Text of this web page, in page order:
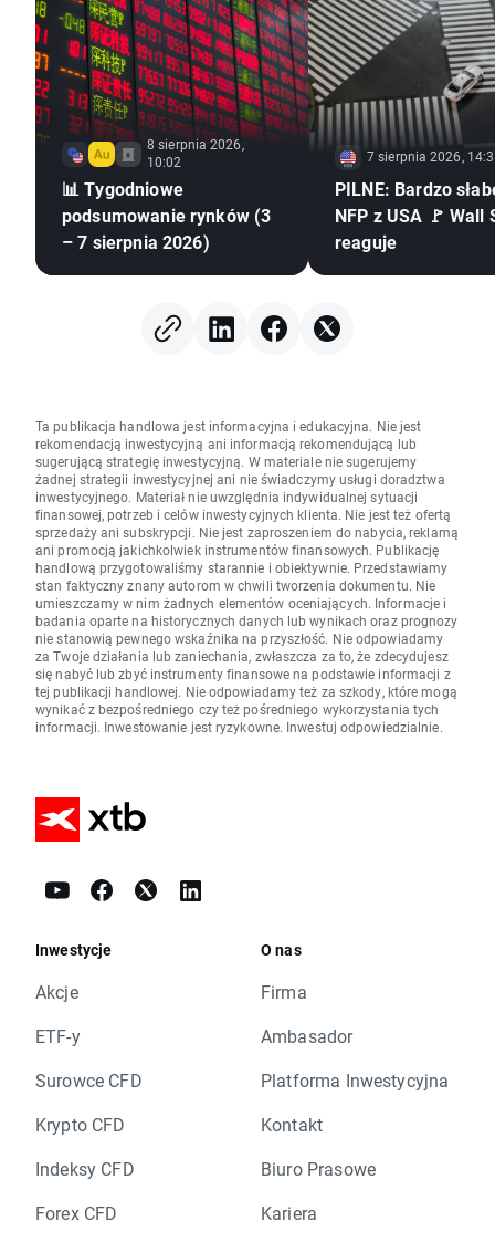
8 sierpnia 2026,
10:02
📊 Tygodniowe
podsumowanie rynków (3
– 7 sierpnia 2026)
7 sierpnia 2026,
PILNE: Bardzo
NFP z USA 🚩 Wall
reaguje
Ta publikacja handlowa jest informacyjna i edukacyjna. Nie jest
rekomendacją inwestycyjną ani informacją rekomendującą lub
sugerującą strategię inwestycyjną. W materiale nie sugerujemy
żadnej strategii inwestycyjnej ani nie świadczymy usługi doradztwa
inwestycyjnego. Materiał nie uwzględnia indywidualnej sytuacji
finansowej, potrzeb i celów inwestycyjnych klienta. Nie jest też ofertą
sprzedaży ani subskrypcji. Nie jest zaproszeniem do nabycia, reklamą
ani promocją jakichkolwiek instrumentów finansowych. Publikację
handlową przygotowaliśmy starannie i obiektywnie. Przedstawiamy
stan faktyczny znany autorom w chwili tworzenia dokumentu. Nie
umieszczamy w nim żadnych elementów oceniających. Informacje i
badania oparte na historycznych danych lub wynikach oraz prognozy
nie stanowią pewnego wskaźnika na przyszłość. Nie odpowiadamy
za Twoje działania lub zaniechania, zwłaszcza za to, że zdecydujesz
się nabyć lub zbyć instrumenty finansowe na podstawie informacji z
tej publikacji handlowej. Nie odpowiadamy też za szkody, które mogą
wynikać z bezpośredniego czy też pośredniego wykorzystania tych
informacji. Inwestowanie jest ryzykowne. Inwestuj odpowiedzialnie.
Inwestycje
Akcje
ETF-y
Surowce CFD
Krypto CFD
Indeksy CFD
Forex CFD
O nas
Firma
Ambasador
Platforma Inwestycyjna
Kontakt
Biuro Prasowe
Kariera